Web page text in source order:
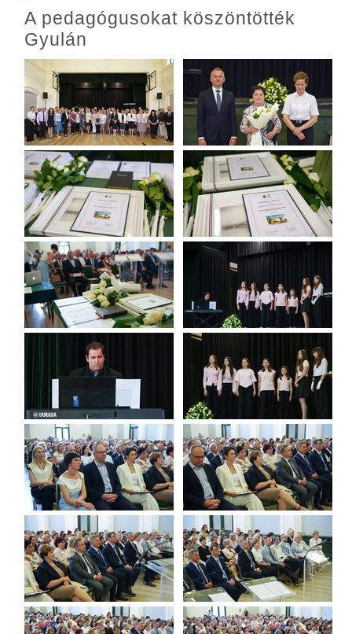
A pedagógusokat köszöntötték
Gyulán